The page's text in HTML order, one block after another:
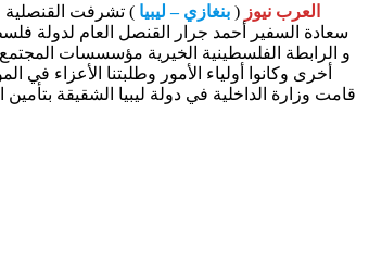
العرب نيوز ( بنغازي – ليبيا ) تشرفت القنصلية
سعادة السفير أحمد جرار القنصل العام لدولة
و الرابطة الفلسطينية الخيرية مؤسسسات
أخرى وكانوا أولياء الأمور وطلبتنا الأعزاء
قامت وزارة الداخلية في دولة ليبيا الشقيقة